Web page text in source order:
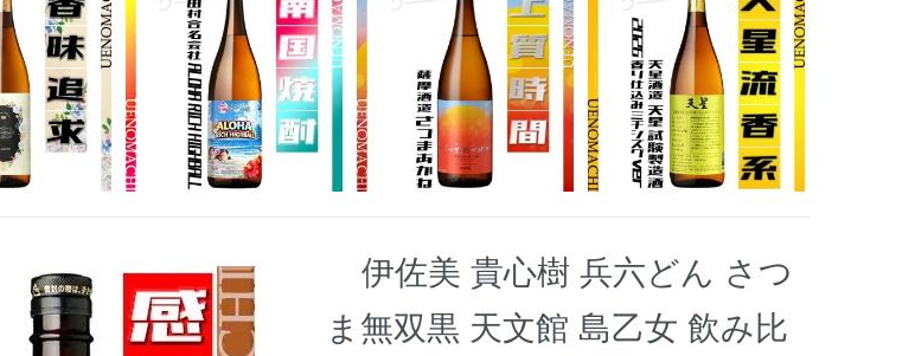
伊佐美 貴心樹 兵六どん さつ
ま無双黒 天文館 島乙女 飲み比